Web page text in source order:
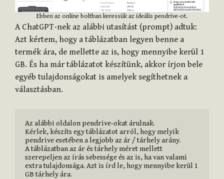
Ebben az online boltban keressük az ideális pendrive-ot.
A ChatGPT-nek az alábbi utasítást (prompt) adtuk:
Azt kértem, hogy a táblázatban legyen benne a
termék ára, de mellette az is, hogy mennyibe kerül 1
GB. És ha már táblázatot készítünk, akkor írjon bele
egyéb tulajdonságokat is amelyek segíthetnek a
választásban.
Az alábbi oldalon pendrive-okat árulnak.
Kérlek, készíts egy táblázatot arról, hogy melyik
pendrive esetében a legjobb az ár / tárhely arány.
A táblázatban az ár és tárhely méret mellett
szerepeljen az írás sebessége és az is, ha van valami
extra tulajdonsága. Azt is írd le, hogy mennyibe kerül 1
GB tárhely ára.